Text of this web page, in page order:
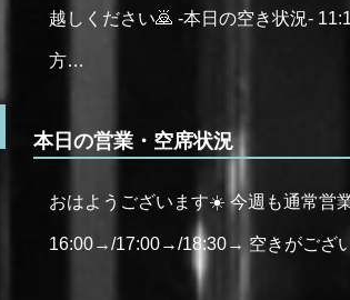
越しください🙇 -本日の空き状況-
方…
本日の営業・空席状況
おはようございます☀️ 今週も通常営
16:00→/17:00→/18:30→ 空きがござ